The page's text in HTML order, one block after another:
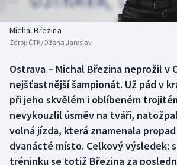
Biatlon
Box
Curling
Dostihy
Aplikace ČT sport
Michal Březina
Zdroj: ČTK/Ožana Jaroslav
Ostrava – Michal Březina neprožil v
nejšťastnější šampionát. Už pád v
při jeho skvělém i oblíbeném
nevykouzlil úsměv na tváři,
volná jízda, která znamenala
dvanácté místo. Celkový výsledek:
tréninku se totiž Březina za